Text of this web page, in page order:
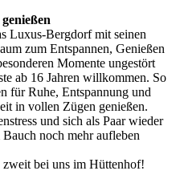
Luxus-Bergdorf mit seinen
zum Entspannen, Genießen
Momente ungestört
ab 16 Jahren willkommen. So
für Ruhe, Entspannung und
in vollen Zügen genießen.
und sich als Paar wieder
noch mehr aufleben
bei uns im Hüttenhof!